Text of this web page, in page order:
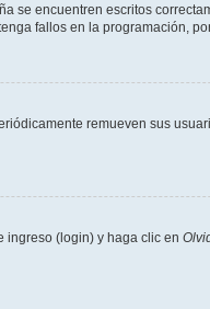
se encuentren escritos
fallos en la programación,
remueven sus
ingreso (login) y haga clic en